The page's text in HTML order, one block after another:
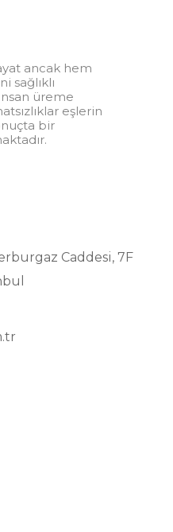
ancak hem
sağlıklı
üreme
eşlerin
bir
Caddesi, 7F